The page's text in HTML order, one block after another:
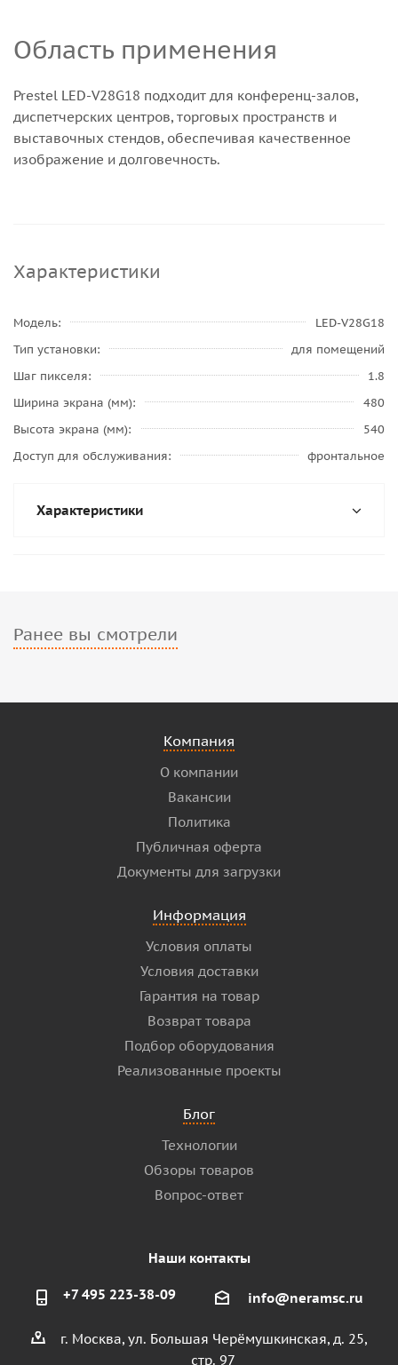
Область применения
Prestel LED-V28G18 подходит для конференц-залов,
диспетчерских центров, торговых пространств и
выставочных стендов, обеспечивая качественное
изображение и долговечность.
Характеристики
Модель
LED-V28G18
Тип установки
для помещений
Шаг пикселя
1.8
Ширина экрана (мм)
480
Высота экрана (мм)
540
Доступ для обслуживания
фронтальное
Характеристики
Ранее вы смотрели
Компания
О компании
Вакансии
Политика
Публичная оферта
Документы для загрузки
Информация
Условия оплаты
Условия доставки
Гарантия на товар
Возврат товара
Подбор оборудования
Реализованные проекты
Блог
Технологии
Обзоры товаров
Вопрос-ответ
Наши контакты
+7 495 223-38-09 info@neramsc.ru
г. Москва, ул. Большая Черёмушкинская, д. 25,
стр. 97